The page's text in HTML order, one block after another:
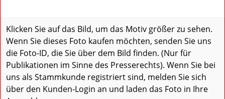
Klicken Sie auf das Bild, um das Motiv größer zu sehen.
Wenn Sie dieses Foto kaufen möchten, senden Sie uns
die Foto-ID, die Sie über dem Bild finden. (Nur für
Publikationen im Sinne des Presserechts). Wenn Sie bei
uns als Stammkunde registriert sind, melden Sie sich
über den Kunden-Login an und laden das Foto in Ihre